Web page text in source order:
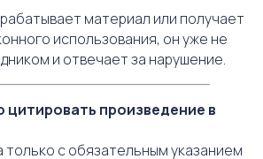
материал или получает
использования, он уже не
и отвечает за нарушение.
цитировать произведение в
с обязательным указанием